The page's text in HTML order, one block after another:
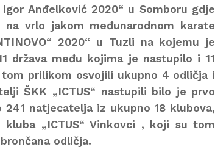
Anđelković 2020“ u Somboru gdje
vrlo jakom međunarodnom karate
2020“ u Tuzli na kojemu je
država među kojima je nastupilo i 11
prilikom osvojili ukupno 4 odličja i
ŠKK „ICTUS“ nastupili bilo je prvo
natjecatelja iz ukupno 18 klubova,
„ICTUS“ Vinkovci , koji su tom
odličja.